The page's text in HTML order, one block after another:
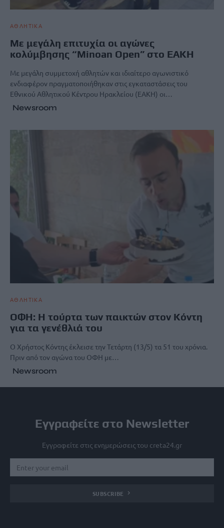
ΑΘΛΗΤΙΚΑ
Με μεγάλη επιτυχία οι αγώνες
κολύμβησης “Minoan Open” στο ΕΑΚΗ
Με μεγάλη συμμετοχή αθλητών και ιδιαίτερο αγωνιστικό
ενδιαφέρον πραγματοποιήθηκαν στις εγκαταστάσεις του
Εθνικού Αθλητικού Κέντρου Ηρακλείου (ΕΑΚΗ) οι…
Newsroom
ΑΘΛΗΤΙΚΑ
ΟΦΗ: Η τούρτα των παικτών στον Κόντη
για τα γενέθλιά του
O Xρήστος Κόντης έκλεισε την Τετάρτη (13/5) τα 51 του χρόνια.
Πριν από τον αγώνα του ΟΦΗ με…
Newsroom
Εγγραφείτε στο Newsletter
Εγγραφείτε στις ενημερώσεις του creta24.gr
SUBSCRIBE